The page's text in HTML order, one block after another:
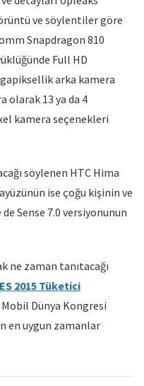
ve söylentiler göre
Snapdragon 810
Full HD
arka kamera
olarak 13 ya da 4
kamera seçenekleri
söylenen HTC Hima
ise çoğu kişinin ve
Sense 7.0 versiyonunun
ne zaman tanıtacağı
2015 Tüketici
Mobil Dünya Kongresi
en uygun zamanlar